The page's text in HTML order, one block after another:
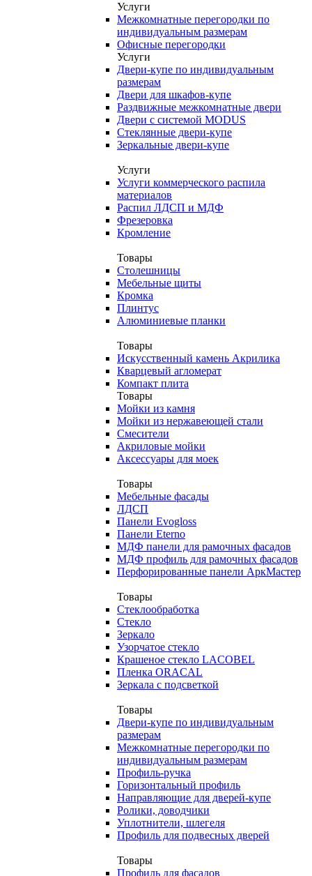
Услуги
Межкомнатные перегородки по
индивидуальным размерам
Офисные перегородки
Услуги
Двери-купе по индивидуальным
размерам
Двери для шкафов-купе
Раздвижные межкомнатные двери
Двери с системой MODUS
Стеклянные двери-купе
Зеркальные двери-купе
Услуги
Услуги коммерческого распила
материалов
Распил ЛДСП и МДФ
Фрезеровка
Кромление
Товары
Столешницы
Мебельные щиты
Кромка
Плинтус
Алюминиевые планки
Товары
Искусственный камень Акрилика
Кварцевый агломерат
Компакт плита
Товары
Мойки из камня
Мойки из нержавеющей стали
Смесители
Акриловые мойки
Аксессуары для моек
Товары
Мебельные фасады
ЛДСП
Панели Evogloss
Панели Eterno
МДФ панели для рамочных фасадов
МДФ профиль для рамочных фасадов
Перфорированные панели АркМастер
Товары
Стеклообработка
Стекло
Зеркало
Узорчатое стекло
Крашеное стекло LACOBEL
Пленка ORACAL
Зеркала с подсветкой
Товары
Двери-купе по индивидуальным
размерам
Межкомнатные перегородки по
индивидуальным размерам
Профиль-ручка
Горизонтальный профиль
Направляющие для дверей-купе
Ролики, доводчики
Уплотнители, шлегеля
Профиль для подвесных дверей
Товары
Профиль для фасадов